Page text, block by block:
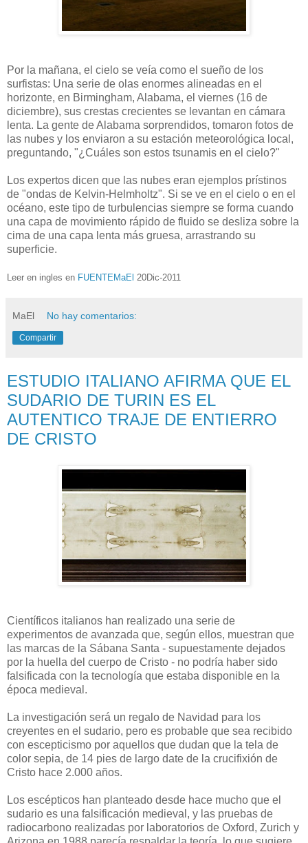
Por la mañana, el cielo se veía como el sueño de los
surfistas: Una serie de olas enormes alineadas en el
horizonte, en Birmingham, Alabama, el viernes (16 de
diciembre), sus crestas crecientes se levantan en cámara
lenta. La gente de Alabama sorprendidos, tomaron fotos de
las nubes y los enviaron a su estación meteorológica local,
preguntando, "¿Cuáles son estos tsunamis en el cielo?"
Los expertos dicen que las nubes eran ejemplos prístinos
de "ondas de Kelvin-Helmholtz". Si se ve en el cielo o en el
océano, este tipo de turbulencias siempre se forma cuando
una capa de movimiento rápido de fluido se desliza sobre la
cima de una capa lenta más gruesa, arrastrando su
superficie.
Leer en ingles en FUENTEMaEl 20Dic-2011
MaEl No hay comentarios:
Compartir
ESTUDIO ITALIANO AFIRMA QUE EL
SUDARIO DE TURIN ES EL
AUTENTICO TRAJE DE ENTIERRO
DE CRISTO
Científicos italianos han realizado una serie de
experimentos de avanzada que, según ellos, muestran que
las marcas de la Sábana Santa - supuestamente dejados
por la huella del cuerpo de Cristo - no podría haber sido
falsificada con la tecnología que estaba disponible en la
época medieval.
La investigación será un regalo de Navidad para los
creyentes en el sudario, pero es probable que sea recibido
con escepticismo por aquellos que dudan que la tela de
color sepia, de 14 pies de largo date de la crucifixión de
Cristo hace 2.000 años.
Los escépticos han planteado desde hace mucho que el
sudario es una falsificación medieval, y las pruebas de
radiocarbono realizadas por laboratorios de Oxford, Zurich y